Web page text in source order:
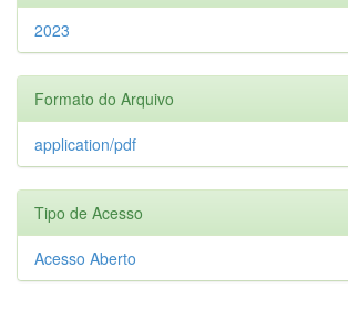
2023
Formato do Arquivo
application/pdf
Tipo de Acesso
Acesso Aberto